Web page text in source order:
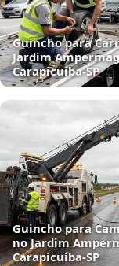
Guincho para
Jardim
Carapicuíba‑SP
Guincho para
no Jardim
Carapicuíba‑SP